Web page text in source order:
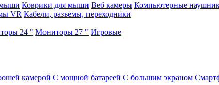
Коврики для мыши Веб камеры Компьютерные
VR Кабели, разъемы, переходники
24 " Мониторы 27 " Игровые
камерой С мощной батареей С большим экраном